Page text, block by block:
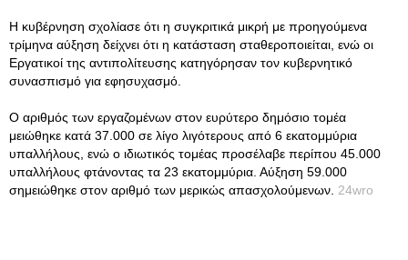
Η κυβέρνηση σχολίασε ότι η συγκριτικά μικρή με προηγούμενα
τρίμηνα αύξηση δείχνει ότι η κατάσταση σταθεροποιείται, ενώ οι
Εργατικοί της αντιπολίτευσης κατηγόρησαν τον κυβερνητικό
συνασπισμό για εφησυχασμό.
Ο αριθμός των εργαζομένων στον ευρύτερο δημόσιο τομέα
μειώθηκε κατά 37.000 σε λίγο λιγότερους από 6 εκατομμύρια
υπαλλήλους, ενώ ο ιδιωτικός τομέας προσέλαβε περίπου 45.000
υπαλλήλους φτάνοντας τα 23 εκατομμύρια. Αύξηση 59.000
σημειώθηκε στον αριθμό των μερικώς απασχολούμενων. 24wro